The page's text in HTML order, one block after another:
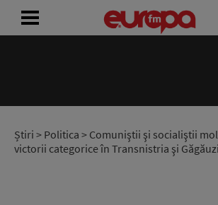
Știri > Politica > Comuniştii şi socialiştii
victorii categorice în Transnistria şi
RADIO